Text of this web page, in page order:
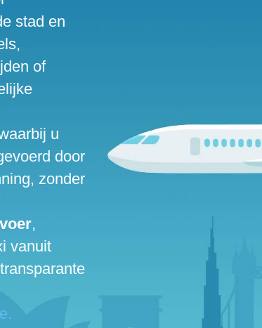
stad en
of
u
door
zonder
,
vanuit